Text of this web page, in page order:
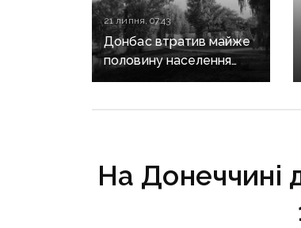
21 липня, 07:43
Донбас втратив майже
половину населення
за роки окупації,
На Донеччині